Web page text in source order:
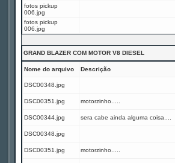
fotos pickup
006.jpg
fotos pickup
006.jpg
GRAND BLAZER COM MOTOR V8 DIESEL
Nome do arquivo Descrição
DSC00348.jpg
DSC00351.jpg motorzinho.....
DSC00344.jpg sera cabe ainda alguma coisa....
DSC00348.jpg
DSC00351.jpg motorzinho.....